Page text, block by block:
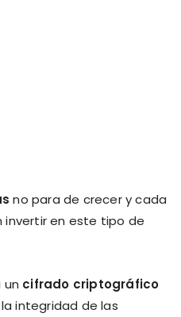
no para de crecer y cada
invertir en este tipo de
un cifrado criptográfico
integridad de las